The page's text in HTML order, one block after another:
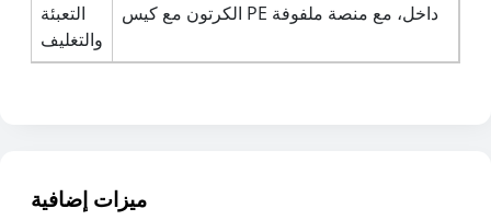
التعبئة
والتغليف
الكرتون مع كيس PE داخل، مع منصة ملفوفة
ميزات إضافية